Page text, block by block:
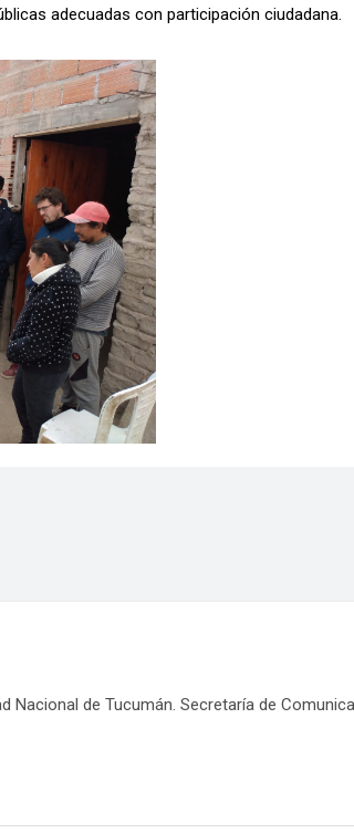
adecuadas con participación ciudadana.
Nacional de Tucumán. Secretaría de